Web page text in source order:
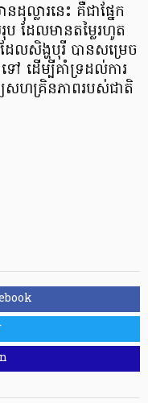
ល្លារនេះ គឺជាផ្នែក
ដែលមានតម្លៃរហូត
លសិង្ហបុរី បានសម្រេច
ៅ ដើម្បីគាំទ្រដល់ការ
ឌ្ឍសហគ្រិនភាពរបស់ជាតិ